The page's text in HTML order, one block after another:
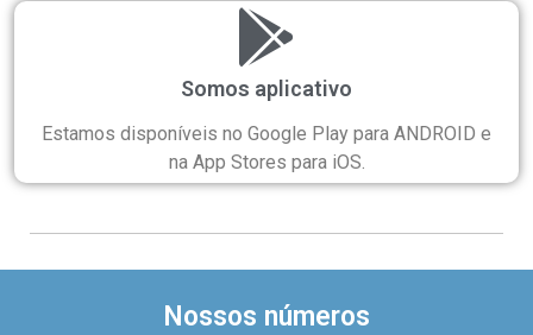
Somos aplicativo
Estamos disponíveis no Google Play para ANDROID e
na App Stores para iOS.
Nossos números